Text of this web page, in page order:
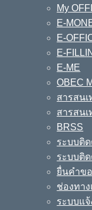
My
E-
E-
E-
E-ME
OBEC
สารสนเ
สารสนเ
BRSS
ระบบติ
ระบบติ
ยื่นคำข
ช่องทา
ระบบแ